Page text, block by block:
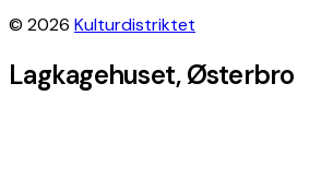
© 2026 Kulturdistriktet
Lagkagehuset, Østerbro
Leaflet|©OpenStreetMapcontributors, Tiles style